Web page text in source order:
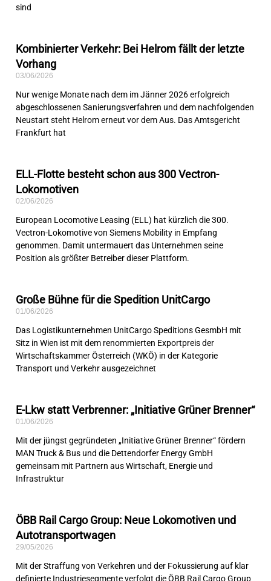
sind
Kombinierter Verkehr: Bei Helrom fällt der letzte
Vorhang
03/06/2026
Nur wenige Monate nach dem im Jänner 2026 erfolgreich
abgeschlossenen Sanierungsverfahren und dem nachfolgenden
Neustart steht Helrom erneut vor dem Aus. Das Amtsgericht
Frankfurt hat
ELL-Flotte besteht schon aus 300 Vectron-
Lokomotiven
02/06/2026
European Locomotive Leasing (ELL) hat kürzlich die 300.
Vectron-Lokomotive von Siemens Mobility in Empfang
genommen. Damit untermauert das Unternehmen seine
Position als größter Betreiber dieser Plattform.
Große Bühne für die Spedition UnitCargo
01/06/2026
Das Logistikunternehmen UnitCargo Speditions GesmbH mit
Sitz in Wien ist mit dem renommierten Exportpreis der
Wirtschaftskammer Österreich (WKÖ) in der Kategorie
Transport und Verkehr ausgezeichnet
E-Lkw statt Verbrenner: „Initiative Grüner Brenner“
01/06/2026
Mit der jüngst gegründeten „Initiative Grüner Brenner“ fördern
MAN Truck & Bus und die Dettendorfer Energy GmbH
gemeinsam mit Partnern aus Wirtschaft, Energie und
Infrastruktur
ÖBB Rail Cargo Group: Neue Lokomotiven und
Autotransportwagen
29/05/2026
Mit der Straffung von Verkehren und der Fokussierung auf klar
definierte Industriesegmente verfolgt die ÖBB Rail Cargo Group